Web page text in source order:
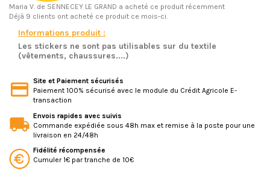
Maria V. de SENNECEY LE GRAND a acheté ce produit récemment
Déjà 9 clients ont acheté ce produit ce mois-ci.
Informations produit :
Les stickers ne sont pas utilisables sur du textile
(vêtements, chaussures....)
Site et Paiement sécurisés
Paiement 100% sécurisé avec le module du Crédit Agricole E-
transaction
Envois rapides avec suivis
Commande expédiée sous 48h max et remise à la poste pour une
livraison en 24/48h
Fidélité récompensée
Cumuler 1€ par tranche de 10€